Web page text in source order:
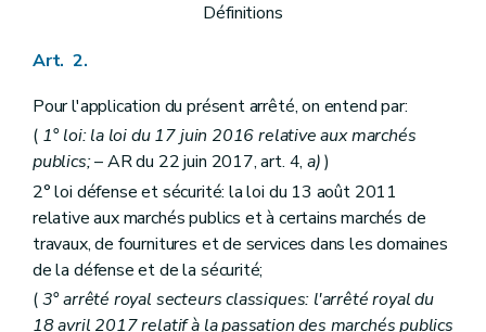
Section 9 ((...)– AR du 22 juin 2017, art. 46, 3°)
Art. 54 à 60
Section 10 Fin du marché
Art. 61
Art. 62
Art.62/1
Art. 63
Art. 64
Art. 65
Section 11
Conditions générales de paiement
Art. 66
Art. 66/1
Définitions
Art. 2.
Pour l'application du présent arrêté, on entend par:
( 1° loi: la loi du 17 juin 2016 relative aux marchés
publics;– AR du 22 juin 2017, art. 4, a))
2° loi défense et sécurité: la loi du 13 août 2011
relative aux marchés publics et à certains marchés de
travaux, de fournitures et de services dans les domaines
de la défense et de la sécurité;
(3° arrêté royal secteurs classiques: l'arrêté royal du
18 avril 2017 relatif à la passation des marchés publics